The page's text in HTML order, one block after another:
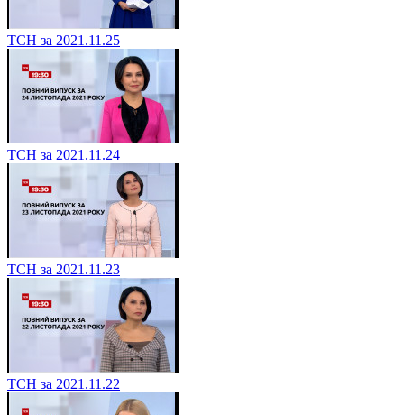
ТСН за 2021.11.25
ТСН за 2021.11.24
ТСН за 2021.11.23
ТСН за 2021.11.22